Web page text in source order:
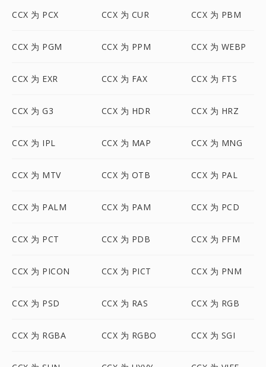
CCX 为 PCX CCX 为 CUR CCX 为 PBM
CCX 为 PGM CCX 为 PPM CCX 为 WEBP
CCX 为 EXR CCX 为 FAX CCX 为 FTS
CCX 为 G3 CCX 为 HDR CCX 为 HRZ
CCX 为 IPL CCX 为 MAP CCX 为 MNG
CCX 为 MTV CCX 为 OTB CCX 为 PAL
CCX 为 PALM CCX 为 PAM CCX 为 PCD
CCX 为 PCT CCX 为 PDB CCX 为 PFM
CCX 为 PICON CCX 为 PICT CCX 为 PNM
CCX 为 PSD CCX 为 RAS CCX 为 RGB
CCX 为 RGBA CCX 为 RGBO CCX 为 SGI